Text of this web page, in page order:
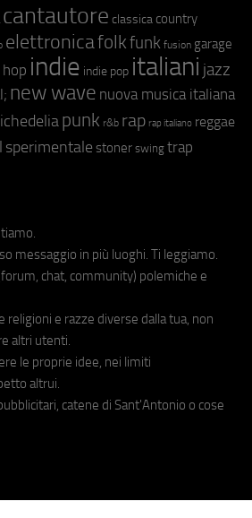
cantautore classica country
elettronicafolkfunk fusion garage
indie indie pop italiani jazz
new wave nuova musica italiana
punk r&b rap rap italiano reggae
sperimentale stoner swing trap
messaggio in più luoghi. Ti leggiamo.
chat, community) polemiche e
religioni e razze diverse dalla tua, non
altri utenti.
le proprie idee, nei limiti
altrui.
catene di Sant'Antonio o cose